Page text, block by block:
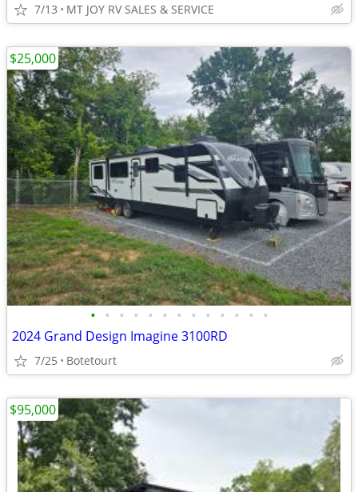
7/13 MT JOY RV SALES & SERVICE
• • • • • • • • • • • • •
2024 Grand Design Imagine 3100RD
7/25 Botetourt
$25,000
$95,000